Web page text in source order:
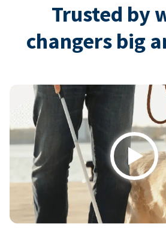
Trusted by
changers big
Play